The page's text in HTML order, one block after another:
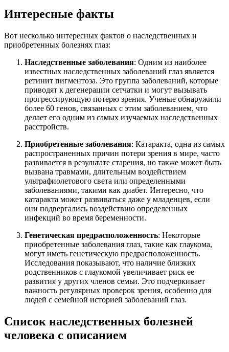
Интересные факты
Вот несколько интересных фактов о наследственных и
приобретенных болезнях глаз:
Наследственные заболевания: Одним из наиболее
известных наследственных заболеваний глаз является
ретинит пигментоза. Это группа заболеваний, которые
приводят к дегенерации сетчатки и могут вызывать
прогрессирующую потерю зрения. Ученые обнаружили
более 60 генов, связанных с этим заболеванием, что
делает его одним из самых изучаемых наследственных
расстройств.
Приобретенные заболевания: Катаракта, одна из самых
распространенных причин потери зрения в мире, часто
развивается в результате старения, но также может быть
вызвана травмами, длительным воздействием
ультрафиолетового света или определенными
заболеваниями, такими как диабет. Интересно, что
катаракта может развиваться даже у младенцев, если
они подвергались воздействию определенных
инфекций во время беременности.
Генетическая предрасположенность: Некоторые
приобретенные заболевания глаз, такие как глаукома,
могут иметь генетическую предрасположенность.
Исследования показывают, что наличие близких
родственников с глаукомой увеличивает риск ее
развития у других членов семьи. Это подчеркивает
важность регулярных проверок зрения, особенно для
людей с семейной историей заболеваний глаз.
Список наследственных болезней
человека с описанием